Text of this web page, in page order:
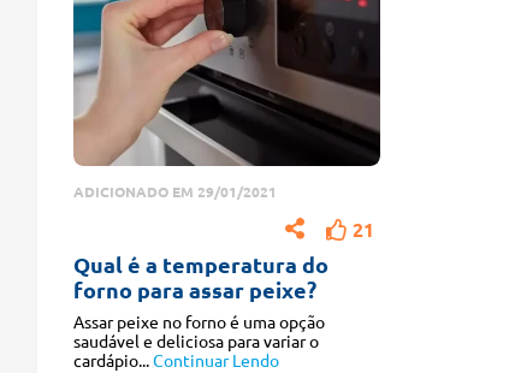
ADICIONADO EM 29/01/2021
21
Qual é a temperatura do
forno para assar peixe?
Assar peixe no forno é uma opção
saudável e deliciosa para variar o
cardápio...Continuar Lendo